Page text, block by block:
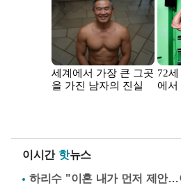
이시간 핫뉴스
하리수 "이혼 내가 먼저 제안